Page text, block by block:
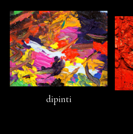
dipinti